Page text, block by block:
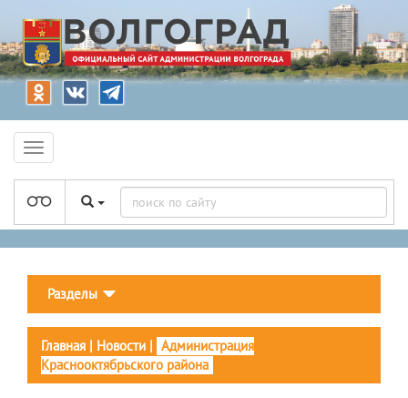
Разделы
Главная | Новости | Администрация
Краснооктябрьского района